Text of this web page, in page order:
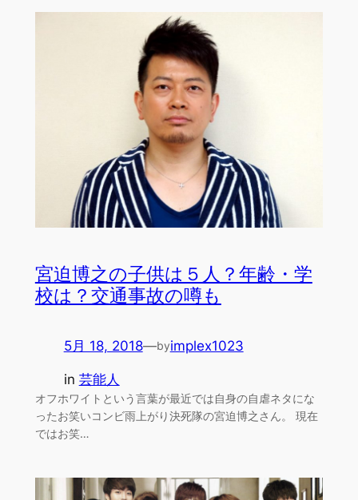
宮迫博之の子供は５人？年齢・学
校は？交通事故の噂も
5月 18, 2018—byimplex1023
in 芸能人
オフホワイトという言葉が最近では自身の自虐ネタにな
ったお笑いコンビ雨上がり決死隊の宮迫博之さん。 現在
ではお笑…